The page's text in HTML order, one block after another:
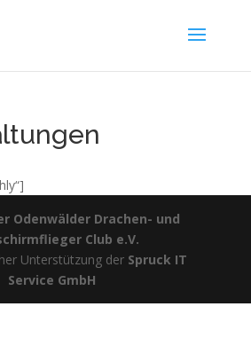
Odenwälder Drachen- und
Club e.V.
Unterstützung der Spruck IT
Service GmbH